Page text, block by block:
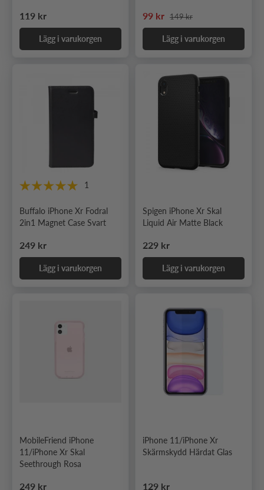
Ordinarie pris
119 kr
Lägg i varukorgen
Nedsatt pris
99 kr Ordinarie pris
149 kr
Lägg i varukorgen
1
Buffalo iPhone Xr Fodral
2in1 Magnet Case Svart
Ordinarie pris
249 kr
Lägg i varukorgen
Spigen iPhone Xr Skal
Liquid Air Matte Black
Ordinarie pris
229 kr
Lägg i varukorgen
MobileFriend iPhone
11/iPhone Xr Skal
Seethrough Rosa
Ordinarie pris
249 kr
iPhone 11/iPhone Xr
Skärmskydd Härdat Glas
Ordinarie pris
129 kr